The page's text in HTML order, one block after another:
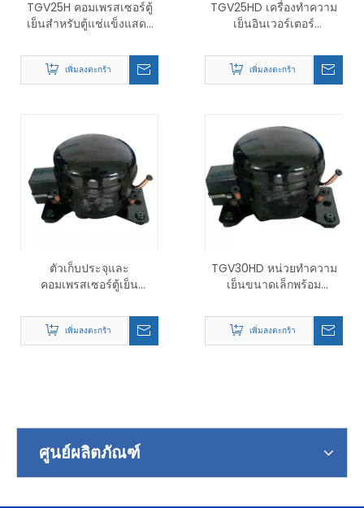
TGV25H คอมเพรสเซอร์ตู้
เย็นสำหรับตู้แช่แข็งแสดง
เพิ่มลงตะกร้า
TGV25HD เครื่องทำความ
เย็นอินเวอร์เตอร์
เพิ่มลงตะกร้า
ตัวเก็บประจุและ
คอมเพรสเซอร์ตู้เย็น
เพิ่มลงตะกร้า
TGV30HD หน่วยทำความ
เย็นขนาดเล็กพร้อม
สำหรับตู้แช่แข็งตู้เย็นขนาด
เล็ก
เพิ่มลงตะกร้า
ศูนย์ผลิตภัณฑ์